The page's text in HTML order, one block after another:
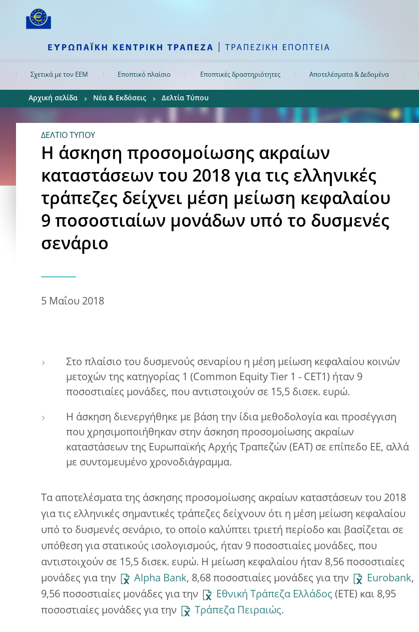
Skip to:
Σχετικά με τον ΕΕΜ Εποπτικό πλαίσιο Εποπτικές δραστηριότητες Αποτελέσματα & Δεδομένα
Αρχική σελίδα Νέα & Εκδόσεις Δελτία Τύπου
ΔΕΛΤΙΟ ΤΥΠΟΥ
Η άσκηση προσομοίωσης ακραίων
καταστάσεων του 2018 για τις ελληνικές
τράπεζες δείχνει μέση μείωση κεφαλαίου
9 ποσοστιαίων μονάδων υπό το δυσμενές
σενάριο
5 Μαΐου 2018
Στο πλαίσιο του δυσμενούς σεναρίου η μέση μείωση κεφαλαίου κοινών
μετοχών της κατηγορίας 1 (Common Equity Tier 1 - CET1) ήταν 9
ποσοστιαίες μονάδες, που αντιστοιχούν σε 15,5 δισεκ. ευρώ.
Η άσκηση διενεργήθηκε με βάση την ίδια μεθοδολογία και προσέγγιση
που χρησιμοποιήθηκαν στην άσκηση προσομοίωσης ακραίων
καταστάσεων της Ευρωπαϊκής Αρχής Τραπεζών (ΕΑΤ) σε επίπεδο ΕΕ, αλλά
με συντομευμένο χρονοδιάγραμμα.
Τα αποτελέσματα της άσκησης προσομοίωσης ακραίων καταστάσεων του 2018
για τις ελληνικές σημαντικές τράπεζες δείχνουν ότι η μέση μείωση κεφαλαίου
υπό το δυσμενές σενάριο, το οποίο καλύπτει τριετή περίοδο και βασίζεται σε
υπόθεση για στατικούς ισολογισμούς, ήταν 9 ποσοστιαίες μονάδες, που
αντιστοιχούν σε 15,5 δισεκ. ευρώ. Η μείωση κεφαλαίου ήταν 8,56 ποσοστιαίες
μονάδες για την
Alpha Bank, 8,68 ποσοστιαίες μονάδες για την Eurobank,
9,56 ποσοστιαίες μονάδες για την
Εθνική Τράπεζα Ελλάδος (ΕΤΕ) και 8,95
ποσοστιαίες μονάδες για την
Τράπεζα Πειραιώς.